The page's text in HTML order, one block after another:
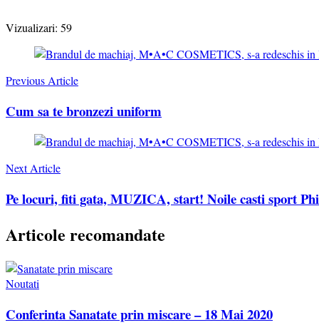
Vizualizari: 59
Post
Navigation
Previous Article
Cum sa te bronzezi uniform
Next Article
Pe locuri, fiti gata, MUZICA, start! Noile casti sport
Articole recomandate
Noutati
Conferinta Sanatate prin miscare – 18 Mai 2020